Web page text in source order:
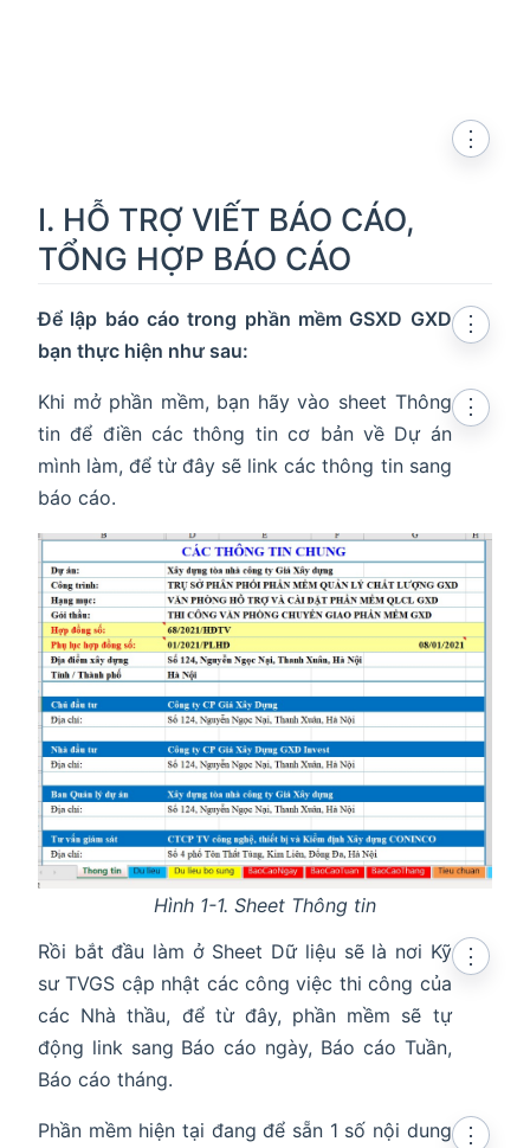
I. HỖ TRỢ VIẾT BÁO CÁO,
TỔNG HỢP BÁO CÁO
⋮
Để lập báo cáo trong phần mềm GSXD GXD
bạn thực hiện như sau:
⋮
Khi mở phần mềm, bạn hãy vào sheet Thông
tin để điền các thông tin cơ bản về Dự án
mình làm, để từ đây sẽ link các thông tin sang
báo cáo.
⋮
Hình 1-1. Sheet Thông tin
Rồi bắt đầu làm ở Sheet Dữ liệu sẽ là nơi Kỹ
sư TVGS cập nhật các công việc thi công của
các Nhà thầu, để từ đây, phần mềm sẽ tự
động link sang Báo cáo ngày, Báo cáo Tuần,
Báo cáo tháng.
⋮
Phần mềm hiện tại đang để sẵn 1 số nội dung
⋮